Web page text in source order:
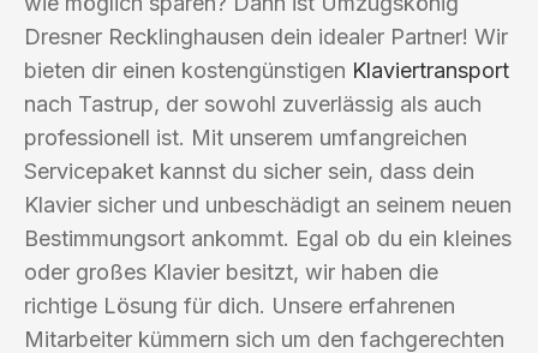
Dresner Recklinghausen dein idealer Partner! Wir
bieten dir einen kostengünstigen Klaviertransport
nach Tastrup, der sowohl zuverlässig als auch
professionell ist. Mit unserem umfangreichen
Servicepaket kannst du sicher sein, dass dein
Klavier sicher und unbeschädigt an seinem neuen
Bestimmungsort ankommt. Egal ob du ein kleines
oder großes Klavier besitzt, wir haben die
richtige Lösung für dich. Unsere erfahrenen
Mitarbeiter kümmern sich um den fachgerechten